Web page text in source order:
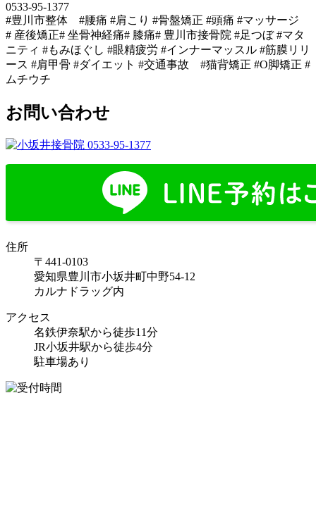
0533-95-1377
#豊川市整体 #腰痛 #肩こり #骨盤矯正 #頭痛 #マッサージ
# 産後矯正# 坐骨神経痛# 膝痛# 豊川市接骨院 #足つぼ #マタ
ニティ #もみほぐし #眼精疲労 #インナーマッスル #筋膜リリ
ース #肩甲骨 #ダイエット #交通事故 #猫背矯正 #O脚矯正 #
ムチウチ
お問い合わせ
住所
〒441-0103
愛知県豊川市小坂井町中野54-12
カルナドラッグ内
アクセス
名鉄伊奈駅から徒歩11分
JR小坂井駅から徒歩4分
駐車場あり